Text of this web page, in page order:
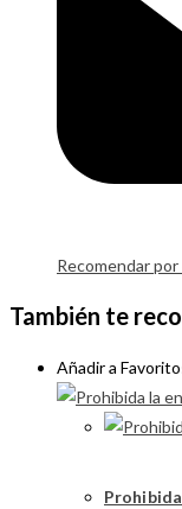
Recomendar
También te
Añadir a